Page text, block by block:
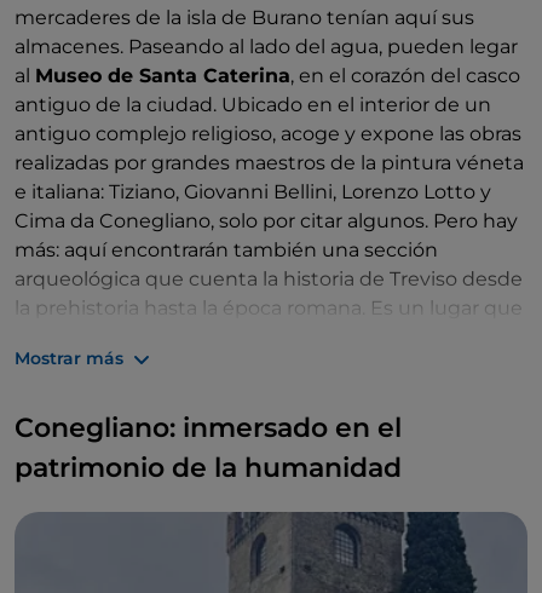
mercaderes de la isla de Burano tenían aquí sus
almacenes. Paseando al lado del agua, pueden legar
al Museo de Santa Caterina, en el corazón del casco
antiguo de la ciudad. Ubicado en el interior de un
antiguo complejo religioso, acoge y expone las obras
realizadas por grandes maestros de la pintura véneta
e italiana: Tiziano, Giovanni Bellini, Lorenzo Lotto y
Cima da Conegliano, solo por citar algunos. Pero hay
más: aquí encontrarán también una sección
arqueológica que cuenta la historia de Treviso desde
la prehistoria hasta la época romana. Es un lugar que
nuestra civilización. A lo largo del río Sile, además,
importante colección italiana de carteles
publicitarios de época, que cuentan el siglo XX a
través de la gráfica. Colores vivaces, elegancia, retro,
ironía: son obras de Dudovich, Cappiello, Mauzan.
Una forma de arte popular pero llena de significados.
No muy lejos se encuentra el
Barrio Latino
, hace
Mostrar más
Conegliano: inmersado en el
patrimonio de la humanidad